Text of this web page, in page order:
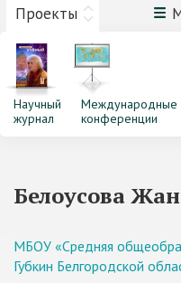
Проекты
Научный
журнал
Международные
конференции
Белоусова
МБОУ «Средняя
Губкин Белгородской